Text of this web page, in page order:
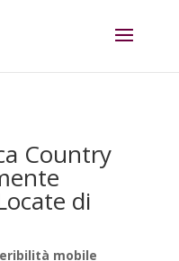
Country
di
mobile